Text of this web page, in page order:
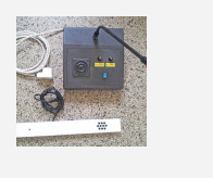
Software
Sterowanie
Transformatory
Tranzystory